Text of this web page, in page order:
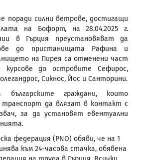
поради силни ветрове, достигащи
на Бофорт, на 28.04.2025 г.
в Гърция преустановяват да
до пристанищата Рафина и
на Пирея са отменени част
курсове до островите Сефирос,
Сикнос, Йос и Санторини.
българските граждани, които
транспорт да влязат в контакт с
за да установят евентуални
федерация (PNO) обяви, че на 1
към 24-часова стачка, обявена